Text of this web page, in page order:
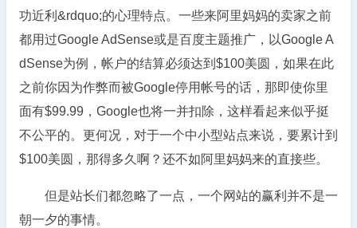
功近利&rdquo;的心理特点。一些来阿里妈妈的卖家之前
都用过Google AdSense或是百度主题推广，以Google A
dSense为例，帐户的结算必须达到$100美圆，如果在此
之前你因为作弊而被Google停用帐号的话，那即使你里
面有$99.99，Google也将一并扣除，这样看起来似乎挺
不公平的。更何况，对于一个中小型站点来说，要累计到
$100美圆，那得多久啊？还不如阿里妈妈来的直接些。
但是站长们都忽略了一点，一个网站的赢利并不是一
朝一夕的事情。